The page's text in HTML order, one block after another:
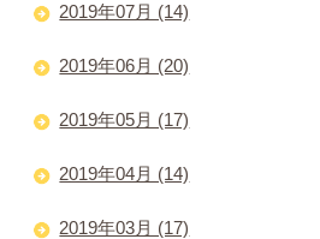
2019年07月 (14)
2019年06月 (20)
2019年05月 (17)
2019年04月 (14)
2019年03月 (17)